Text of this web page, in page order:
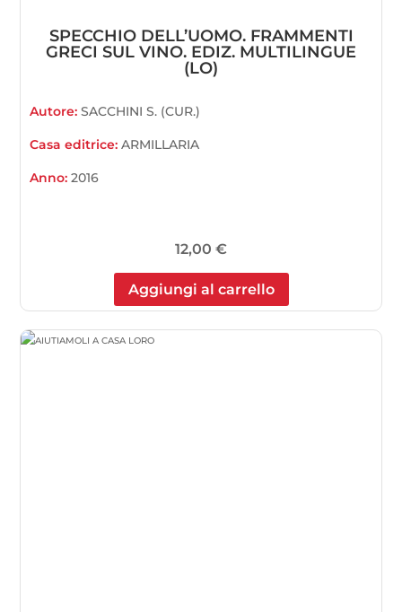
SPECCHIO DELL’UOMO. FRAMMENTI
GRECI SUL VINO. EDIZ. MULTILINGUE
(LO)
Autore:SACCHINI S. (CUR.)
Casa editrice:ARMILLARIA
Anno:2016
12,00 €
Aggiungi al carrello